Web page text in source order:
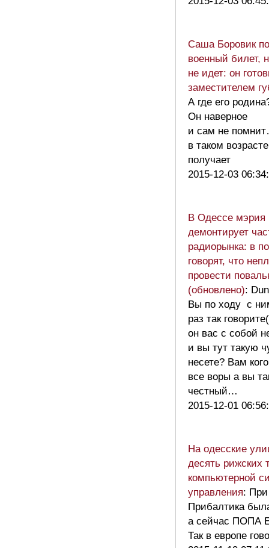
Саша Боровик
военный билет,
не идет: он
заместителем
А где его
Он наверное
и сам не
в таком
получает
2015-12-03
В Одессе мэрия
демонтирует
радиорынка: в
говорят, что
провести
(обновлено):
Вы по ходу с
раз так
он вас с собой
и вы тут такую
несете? Вам
все воры а вы
честный…
2015-12-01
На одесские
десять рижских
компьютерной
управления:
Прибалтика
а сейчас ПОПА
Так в европе